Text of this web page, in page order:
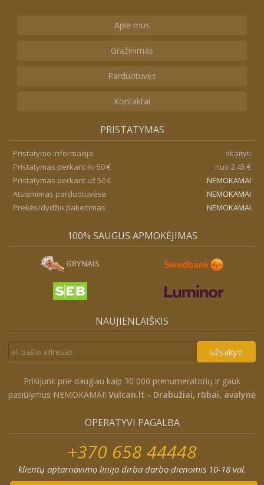
Apie mus
Grąžinimas
Parduotuvės
Kontaktai
PRISTATYMAS
Pristatymo informacija
skaityti
Pristatymas perkant iki 50 €
nuo 2.45 €
Pristatymas perkant už 50 €
NEMOKAMAI
Atsiėmimas parduotuvėse
NEMOKAMAI
Prekės/dydžio pakeitimas
NEMOKAMAI
100% SAUGUS APMOKĖJIMAS
GRYNAIS
NAUJIENLAIŠKIS
užsakyti
Prisijunk prie daugiau kaip 30 000 prenumeratorių ir gauk
pasiūlymus NEMOKAMAI! Vulcan.lt - Drabužiai, rūbai, avalynė
OPERATYVI PAGALBA
+370 658 44448
klientų aptarnavimo linija dirba darbo dienomis 10-18 val.